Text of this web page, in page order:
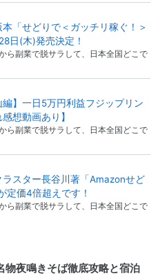
「せどりで＜ガッチリ稼ぐ！＞
日(木)発売決定！
ら副業で脱サラして、日本全国どこで
編】一日5万円利益フジップリン
想動画あり】
ら副業で脱サラして、日本全国どこで
ラスター長谷川著「Amazonせど
定価4倍超えです！
ら副業で脱サラして、日本全国どこで
物夜鳴きそば徹底攻略と宿泊